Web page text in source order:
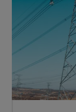
Neue
stärksten